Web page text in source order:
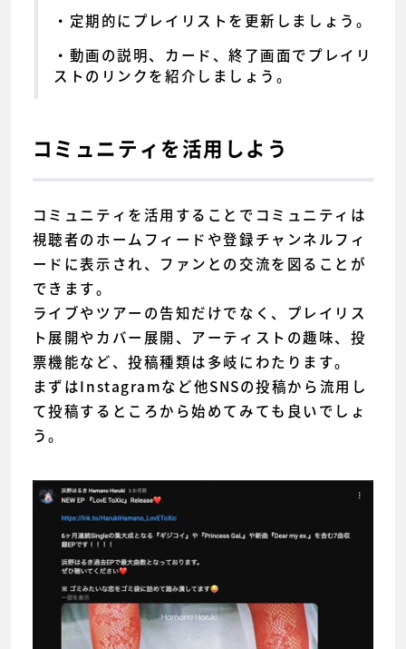
定期的にプレイリストを更新しましょう。
動画の説明、カード、終了画面でプレイリ
ストのリンクを紹介しましょう。
コミュニティを活用しよう
コミュニティを活用することでコミュニティは
視聴者のホームフィードや登録チャンネルフィ
ードに表示され、ファンとの交流を図ることが
できます。
ライブやツアーの告知だけでなく、プレイリス
ト展開やカバー展開、アーティストの趣味、投
票機能など、投稿種類は多岐にわたります。
まずはInstagramなど他SNSの投稿から流用し
て投稿するところから始めてみても良いでしょ
う。